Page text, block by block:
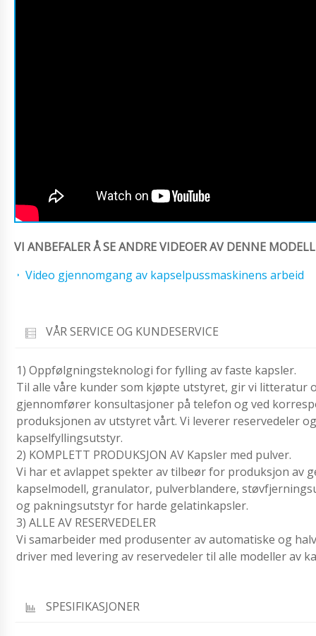
VI ANBEFALER Å SE ANDRE VIDEOER AV DENNE
Video gjennomgang av kapselpussmaskinens arbeid
VÅR SERVICE OG KUNDESERVICE
1) Oppfølgningsteknologi for fylling av faste kapsler.
Til alle våre kunder som kjøpte utstyret, gir vi litteratur
gjennomfører konsultasjoner på telefon og ved
produksjonen av utstyret vårt. Vi leverer reservedeler
kapselfyllingsutstyr.
2) KOMPLETT PRODUKSJON AV Kapsler med pulver.
Vi har et avlappet spekter av tilbeør for produksjon av
kapselmodell, granulator, pulverblandere,
og pakningsutstyr for harde gelatinkapsler.
3) ALLE AV RESERVEDELER
Vi samarbeider med produsenter av automatiske og
driver med levering av reservedeler til alle modeller av
SPESIFIKASJONER